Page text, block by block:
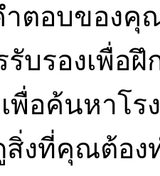
ตอบของคุ
รับรองเพื่
พื่อค้นหาโ
สิ่งที่คุณต้อ